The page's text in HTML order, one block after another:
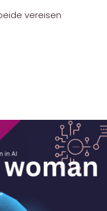
vereisen
met Winnifred